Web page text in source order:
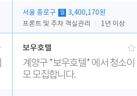
서울 종로구 월
3,400,170원
프론트 및 주차 객실관리
1년 이상
보우호텔
계양구 *보우호텔* 에서 청소이
모 모집합니다.